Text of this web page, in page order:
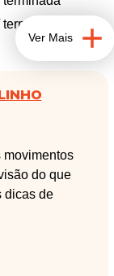
Ver Mais
movimentos
do que
dicas de